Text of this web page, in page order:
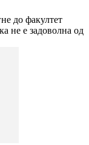
до факултет
не е задоволна од